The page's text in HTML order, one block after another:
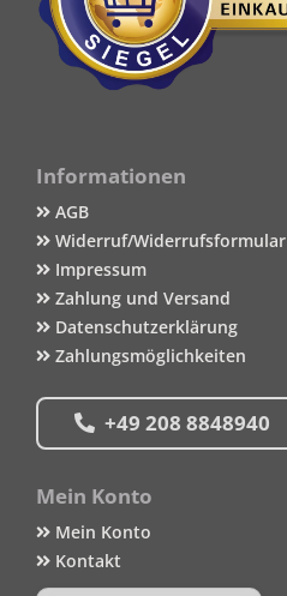
Informationen
AGB
Widerruf/Widerrufsformular
Impressum
Zahlung und Versand
Datenschutzerklärung
Zahlungsmöglichkeiten
+49 208 8848940
Mein Konto
Mein Konto
Kontakt